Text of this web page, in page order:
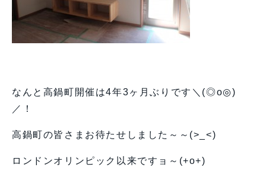
なんと高鍋町開催は4年3ヶ月ぶりです＼(◎o◎)
／！
高鍋町の皆さまお待たせしました～～(>_<)
ロンドンオリンピック以来ですョ～(+o+)